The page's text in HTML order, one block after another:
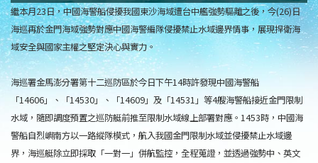
繼本月23日，中國海警船侵擾我國東沙海域遭台中艦強勢驅離之後，今(26)日
海巡再於金門海域強勢對應中國海警編隊侵擾禁止水域邊界情事，展現捍衛海
域安全與國家主權之堅定決心與實力。
海巡署金馬澎分署第十二巡防區於今日下午14時許發現中國海警船
「14606」、「14530」、「14609」及「14531」等4艘海警船接近金門限制
水域，隨即調度預置之巡防艇前推至限制水域線上部署對應。1453時，中國海
警船自烈嶼南方以一路縱隊模式，航入我國金門限制水域並侵擾禁止水域邊
界，海巡艇除立即採取「一對一」併航監控，全程蒐證，並透過強勢中、英文